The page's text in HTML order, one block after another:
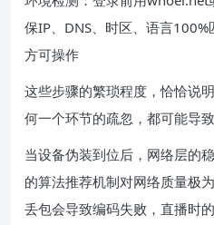
保IP、DNS、时区、语言
方可操作
这些步骤的繁琐程度，恰恰说
何一个环节的疏忽，都可能导
当设备伪装到位后，网络层的
的算法推荐机制对网络质量
丢包会导致编码失败，直播时